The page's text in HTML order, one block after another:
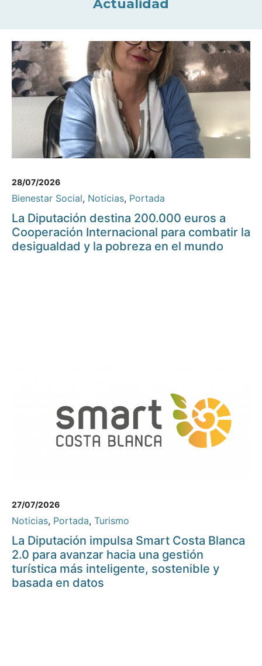
Actualidad
28/07/2026
Bienestar Social, Noticias, Portada
La Diputación destina 200.000 euros a
Cooperación Internacional para combatir la
desigualdad y la pobreza en el mundo
27/07/2026
Noticias, Portada, Turismo
La Diputación impulsa Smart Costa Blanca
2.0 para avanzar hacia una gestión
turística más inteligente, sostenible y
basada en datos